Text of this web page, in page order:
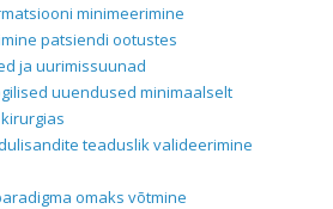
minimeerimine
patsiendi ootustes
ja uurimissuunad
uuendused minimaalselt
teaduslik valideerimine
omaks võtmine